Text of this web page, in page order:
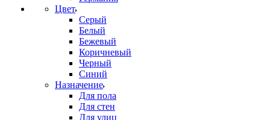
Цвет
Серый
Белый
Бежевый
Коричневый
Черный
Синий
Назначение
Для пола
Для стен
Для улиц